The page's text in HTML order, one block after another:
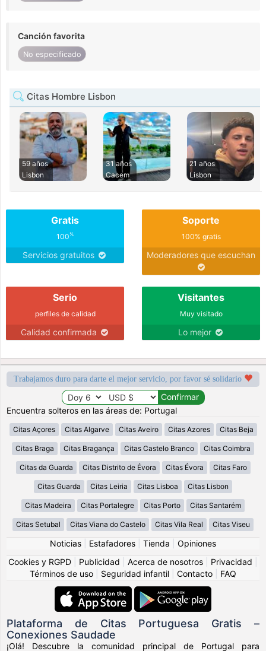
Canción favorita
No especificado
Citas Hombre Lisbon
59 años
Lisbon
31 años
Cacem
21 años
Lisbon
Gratis
100%
Servicios gratuitos
Soporte
100% gratis
Moderadores que escuchan
Serio
perfiles de calidad
Calidad confirmada
Visitantes
Muy visitado
Lo mejor
Trabajamos duro para darte el mejor servicio, por favor sé solidario
Encuentra solteros en las áreas de: Portugal
Citas Açores Citas Algarve Citas Aveiro Citas Azores Citas Beja
Citas Braga Citas Bragança Citas Castelo Branco Citas Coimbra
Citas da Guarda Citas Distrito de Évora Citas Évora Citas Faro
Citas Guarda Citas Leiria Citas Lisboa Citas Lisbon
Citas Madeira Citas Portalegre Citas Porto Citas Santarém
Citas Setubal Citas Viana do Castelo Citas Vila Real Citas Viseu
Noticias Estafadores Tienda
Opiniones
Cookies y RGPD
Publicidad Acerca de nosotros Privacidad
Términos de uso
Seguridad infantil Contacto FAQ
Plataforma de Citas Portuguesa Gratis –
Conexiones Saudade
¡Olá! Descubre la comunidad principal de Portugal para